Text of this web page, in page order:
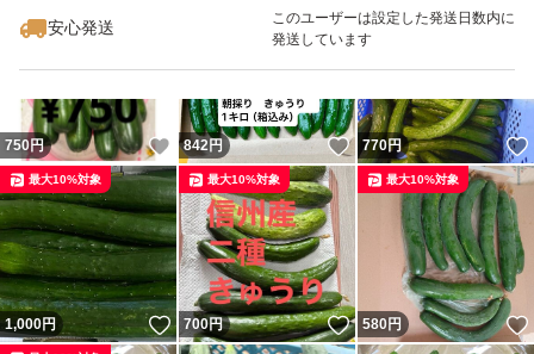
安心発送
このユーザーは設定した発送日数内に
発送しています
750円 いいね！
842円 いいね！
770円
1,000円 いいね！
最大10%対象
700円 いいね！
最大10%対象
580円
最大10%対象